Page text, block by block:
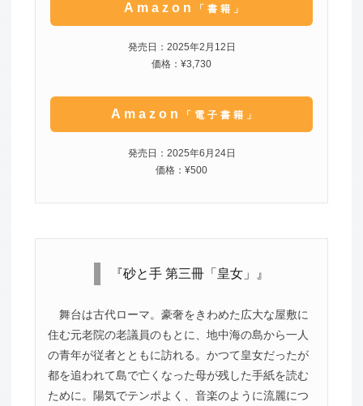
Amazon 「書籍」
発売日：2025年2月12日
価格：¥3,730
Amazon 「電子書籍」
発売日：2025年6月24日
価格：¥500
『砂と手 第三冊「皇女」』
舞台は古代ローマ。豪奢をきわめた広大な屋敷に
住む元老院の老議員のもとに、地中海の島から一人
の青年が従者とともに訪れる。かつて皇女だったが
都を追われて島で亡くなった母が残した手紙を読む
ために。陽気でテンポよく、音楽のように流麗につ